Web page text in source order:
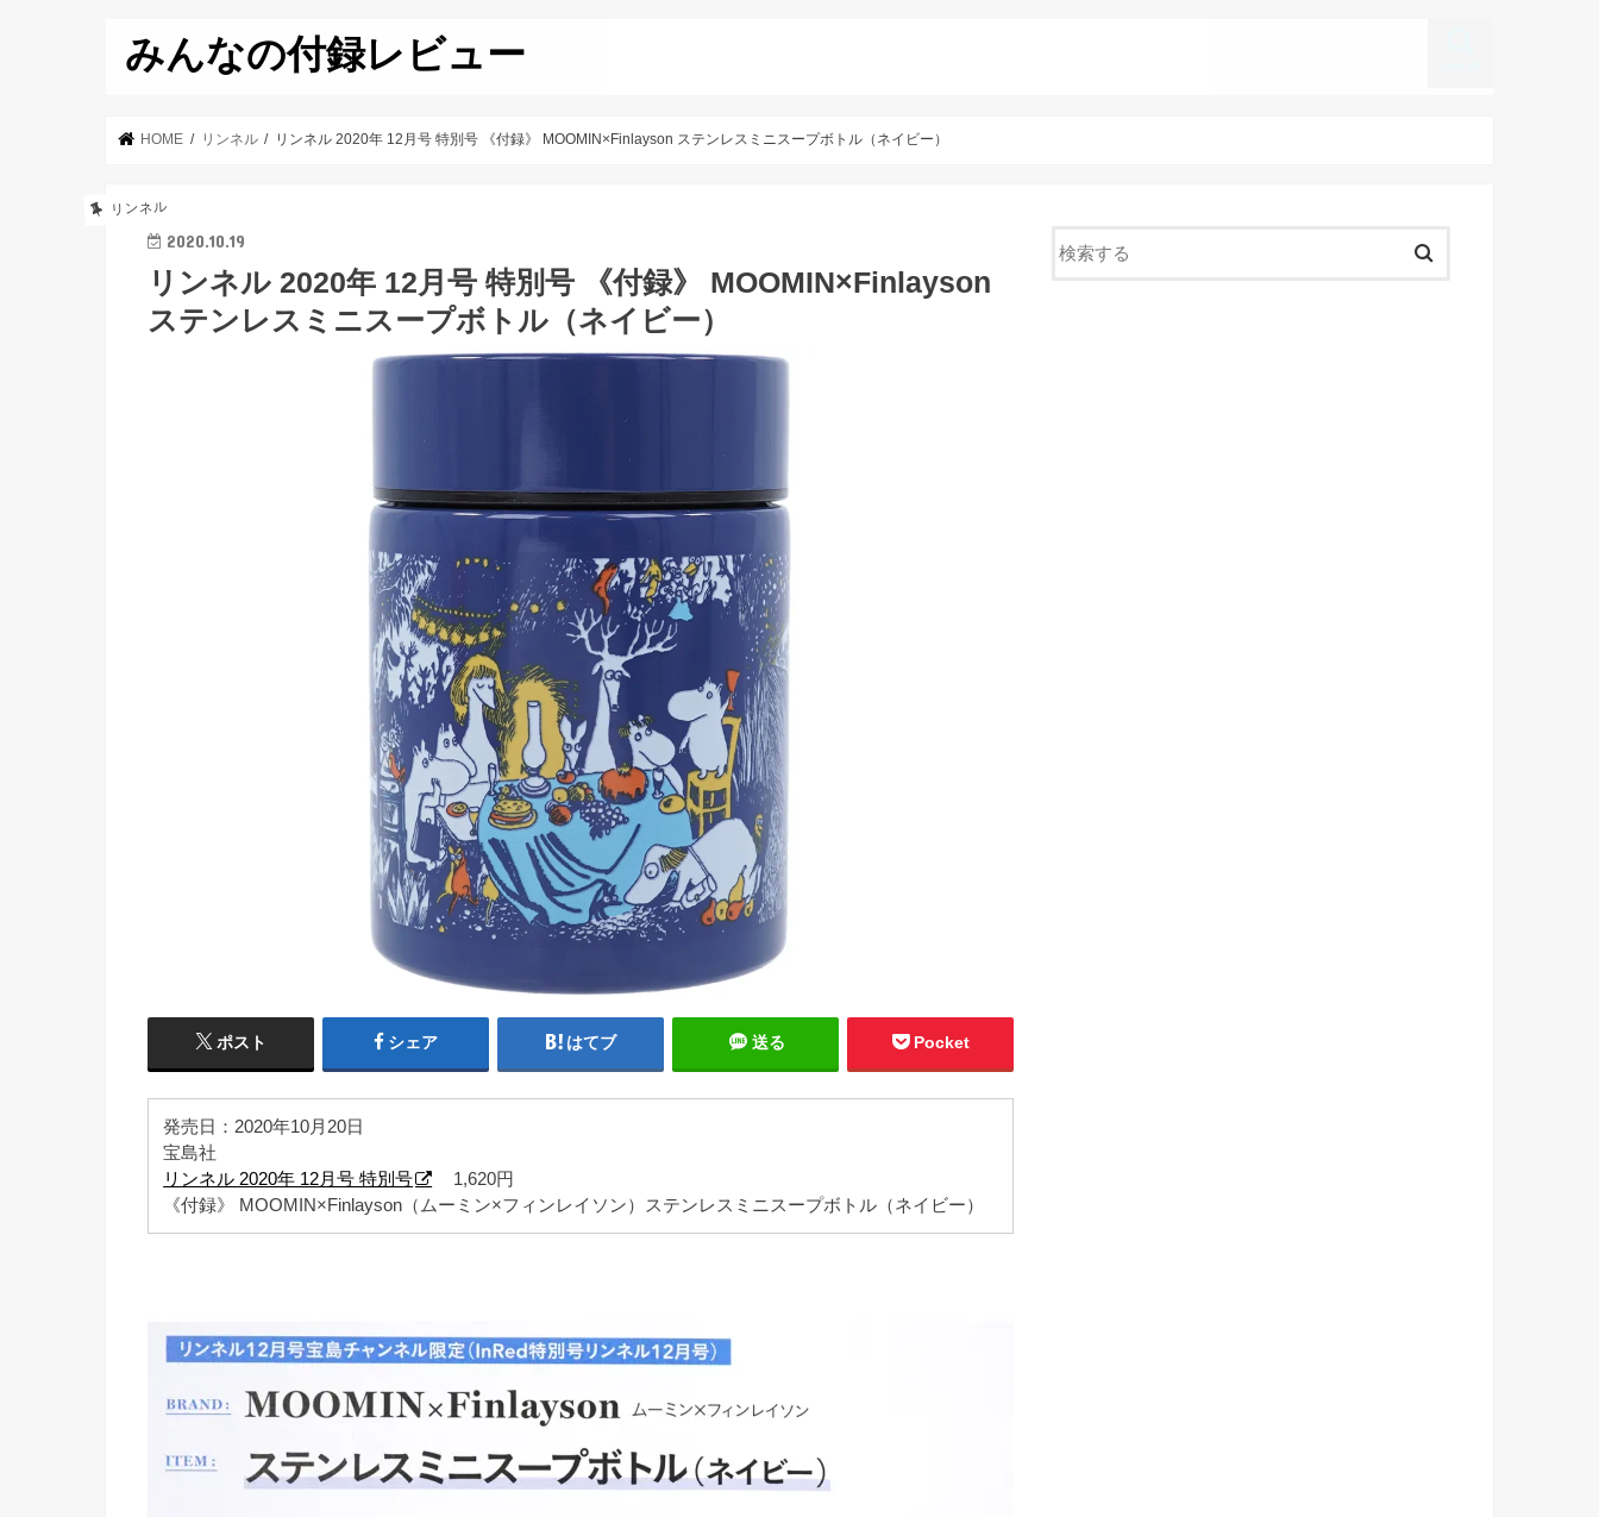
みんなの付録レビュー
HOME リンネル リンネル 2020年 12月号 特別号 《付録》 MOOMIN×Finlayson ステンレスミニスープボトル（ネイビー）
リンネル
2020.10.19
リンネル 2020年 12月号 特別号 《付録》 MOOMIN×Finlayson
ステンレスミニスープボトル（ネイビー）
ポスト シェア はてブ 送る Pocket
発売日：2020年10月20日
宝島社
リンネル 2020年 12月号 特別号
1,620円
《付録》 MOOMIN×Finlayson（ムーミン×フィンレイソン）ステンレスミニスープボトル（ネイビー）